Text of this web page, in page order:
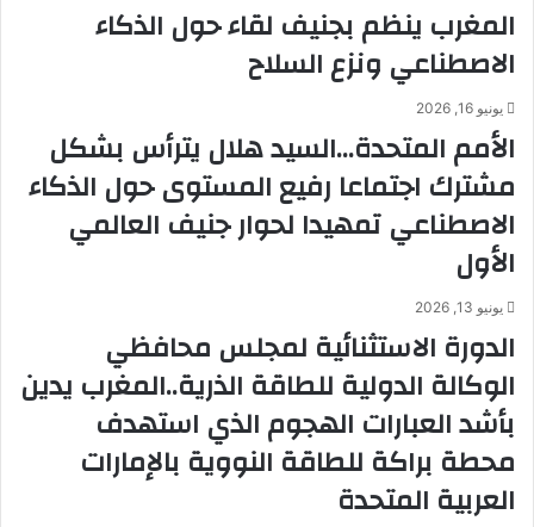
المغرب ينظم بجنيف لقاء حول الذكاء
الاصطناعي ونزع السلاح
يونيو 16, 2026
الأمم المتحدة…السيد هلال يترأس بشكل
مشترك اجتماعا رفيع المستوى حول الذكاء
الاصطناعي تمهيدا لحوار جنيف العالمي
الأول
يونيو 13, 2026
الدورة الاستثنائية لمجلس محافظي
الوكالة الدولية للطاقة الذرية..المغرب يدين
بأشد العبارات الهجوم الذي استهدف
محطة براكة للطاقة النووية بالإمارات
العربية المتحدة